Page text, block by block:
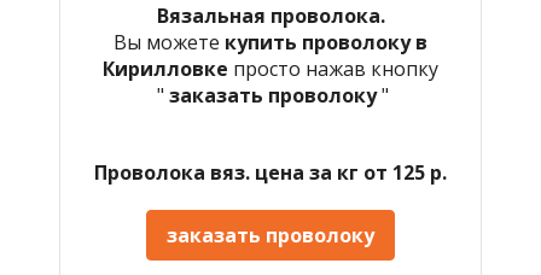
Вязальная проволока.
Вы можете купить проволоку в
Кирилловке просто нажав кнопку
" заказать проволоку"
Проволока вяз. цена за кг от 125 р.
заказать проволоку